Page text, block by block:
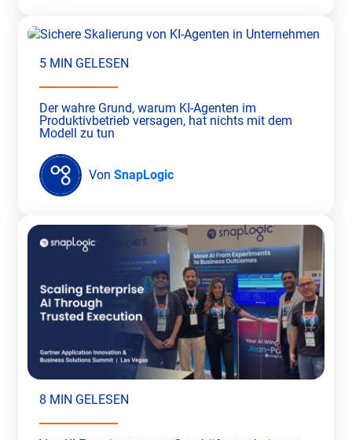
5 MIN GELESEN
Der wahre Grund, warum KI-Agenten im
Produktivbetrieb versagen, hat nichts mit dem
Modell zu tun
Von SnapLogic
8 MIN GELESEN